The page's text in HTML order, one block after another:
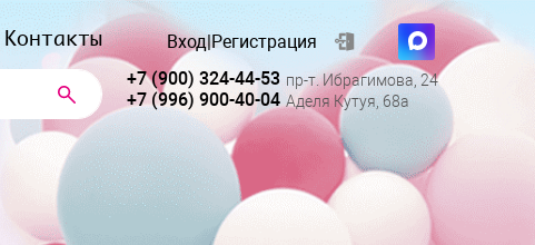
Контакты Вход|Регистрация
+7 (900) 324-44-53 пр-т. Ибрагимова, 24
+7 (996) 900-40-04 Аделя Кутуя, 68а